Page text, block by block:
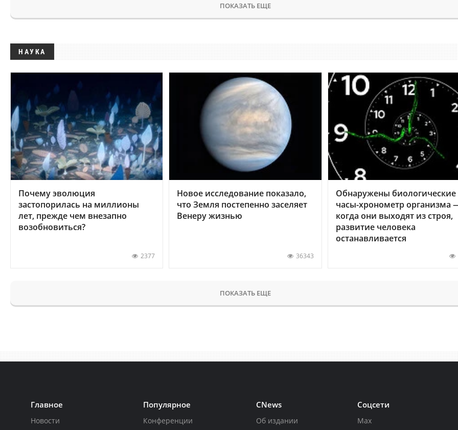
ПОКАЗАТЬ ЕЩЕ
НАУКА
Почему эволюция
застопорилась на миллионы
лет, прежде чем внезапно
возобновиться?
2377
Новое исследование показало,
что Земля постепенно заселяет
Венеру жизнью
36343
Обнаружены биологические
часы-хронометр организма
когда они выходят из строя,
развитие человека
останавливается
ПОКАЗАТЬ ЕЩЕ
Главное
Новости
Популярное
Конференции
CNews
Об издании
Соцсети
Max